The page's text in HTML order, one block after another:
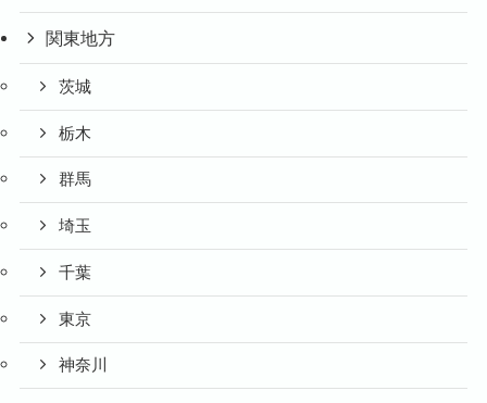
関東地方
茨城
栃木
群馬
埼玉
千葉
東京
神奈川